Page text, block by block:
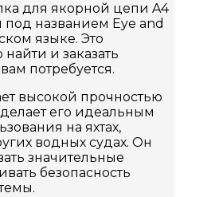
для якорной цепи A4
под названием Eye and
языке. Это
и заказать
потребуется.
высокой прочностью
его идеальным
на яхтах,
водных судах. Он
значительные
безопасность